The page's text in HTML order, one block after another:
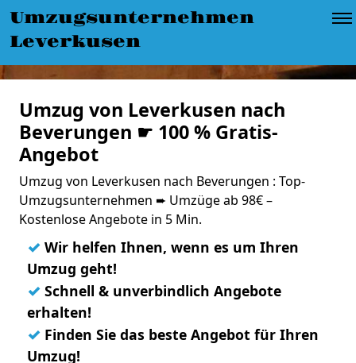
Umzugsunternehmen
Leverkusen
Umzug von Leverkusen nach
Beverungen ☛ 100 % Gratis-
Angebot
Umzug von Leverkusen nach Beverungen : Top-
Umzugsunternehmen ➨ Umzüge ab 98€ –
Kostenlose Angebote in 5 Min.
✓ Wir helfen Ihnen, wenn es um Ihren
Umzug geht!
✓ Schnell & unverbindlich Angebote
erhalten!
✓ Finden Sie das beste Angebot für Ihren
Umzug!